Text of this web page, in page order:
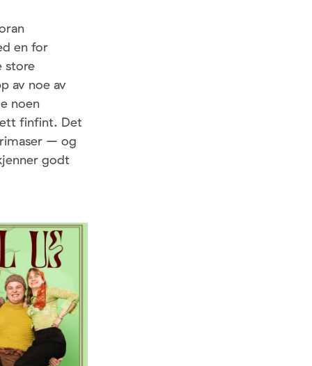
en for
store
av noe av
noen
finfint. Det
– og
godt